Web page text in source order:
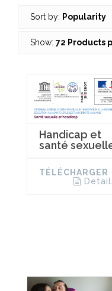
Sort by: Popularity
Show: 72 Products
Handicap et
santé
TÉLÉCHARGER